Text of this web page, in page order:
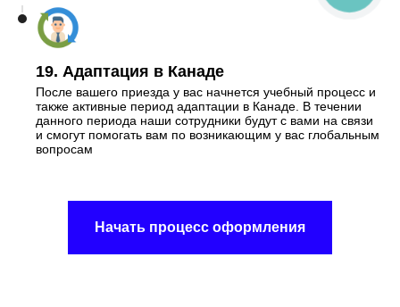
19. Адаптация в Канаде
После вашего приезда у вас начнется учебный процесс и
также активные период адаптации в Канаде. В течении
данного периода наши сотрудники будут с вами на связи
и смогут помогать вам по возникающим у вас глобальным
вопросам
Начать процесс оформления